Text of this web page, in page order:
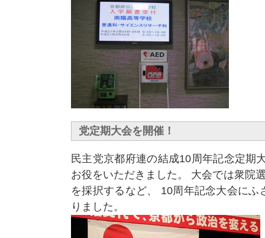
党定期大会を開催！
民主党京都府連の結成10周年記念定期
お役をいただきました。 大会では衆院
を採択するなど、 10周年記念大会にふ
りました。